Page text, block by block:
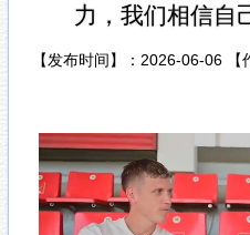
力，我们相信自
【发布时间】：2026-06-06 【